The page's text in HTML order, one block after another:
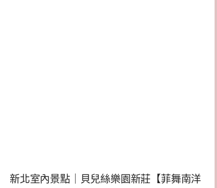
新北室內景點｜貝兒絲樂園新莊【菲舞南洋